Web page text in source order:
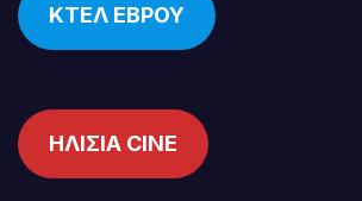
ΚΤΕΛ ΕΒΡΟΥ
ΗΛΙΣΙΑ CINE